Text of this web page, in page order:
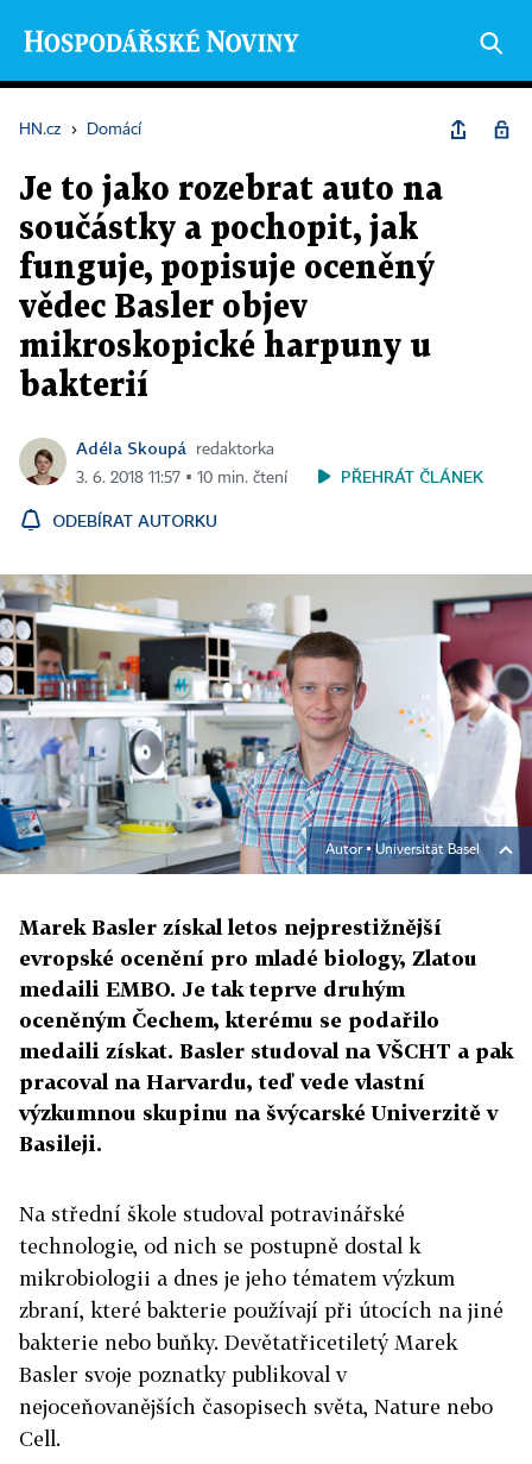
HN.cz › Domácí
Je to jako rozebrat auto na
součástky a pochopit, jak
funguje, popisuje oceněný
vědec Basler objev
mikroskopické harpuny u
bakterií
Adéla Skoupá
redaktorka
3. 6. 2018 11:57 ▪ 10 min. čtení
PŘEHRÁT ČLÁNEK
ODEBÍRAT AUTORKU
Autor ▪Universität Basel
Marek Basler získal letos nejprestižnější
evropské ocenění pro mladé biology, Zlatou
medaili EMBO. Je tak teprve druhým
oceněným Čechem, kterému se podařilo
medaili získat. Basler studoval na VŠCHT a pak
pracoval na Harvardu, teď vede vlastní
výzkumnou skupinu na švýcarské Univerzitě v
Basileji.
Na střední škole studoval potravinářské
technologie, od nich se postupně dostal k
mikrobiologii a dnes je jeho tématem výzkum
zbraní, které bakterie používají při útocích na jiné
bakterie nebo buňky. Devětatřicetiletý Marek
Basler svoje poznatky publikoval v
nejoceňovanějších časopisech světa, Nature nebo
Cell.